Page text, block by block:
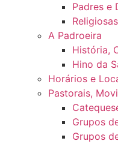
Padres e
Religiosas
A Padroeira
História,
Hino da
Horários e
Pastorais,
Grupos
Grupos